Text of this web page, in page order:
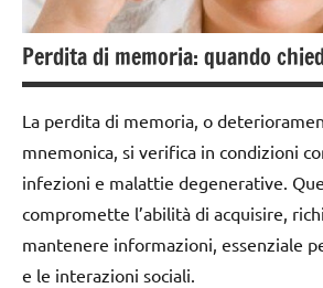
Perdita di memoria: quando
La perdita di memoria, o
mnemonica, si verifica in condizioni
infezioni e malattie degenerative.
compromette l’abilità di acquisire,
mantenere informazioni, essenziale
e le interazioni sociali.